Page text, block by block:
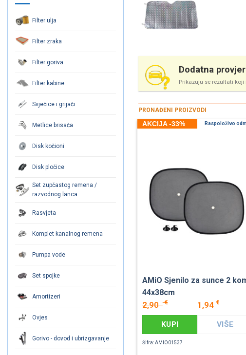
Filter ulja
Filter zraka
Filter goriva
Filter kabine
Svjećice i grijači
Metlice brisača
Disk kočioni
Disk pločice
Set zupčastog remena /
razvodnog lanca
Rasvjeta
Komplet kanalnog remena
Pumpa vode
Set spojke
Amortizeri
Ovjes
Gorivo - dovod i ubrizgavanje
Dodatna
Prikazuju se rezultati
PRONAĐENI PROIZVODI
AKCIJA -33% Raspoloživo
AMiO Sjenilo za sunce 2
44x38cm
2,90€ 1,94 €
KUPI VIŠE
Šifra: AMIO01537